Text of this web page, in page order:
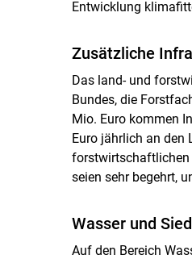
Entwicklung
Zusätzliche
Das land- und
Bundes, die
Mio. Euro kommen
Euro jährlich an den
forstwirtschaftlichen
seien sehr begehrt,
Wasser und
Auf den Bereich